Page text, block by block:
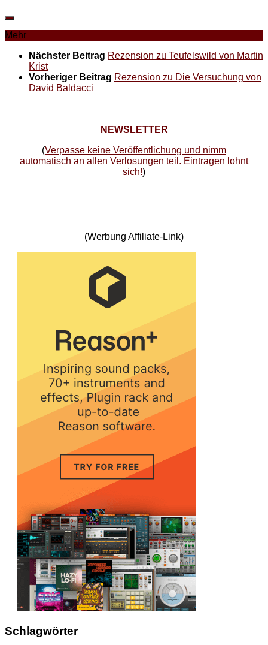
Mehr
Nächster Beitrag Rezension zu Teufelswild von Martin
Krist
Vorheriger Beitrag Rezension zu Die Versuchung von
David Baldacci
NEWSLETTER
(Verpasse keine Veröffentlichung und nimm
automatisch an allen Verlosungen teil. Eintragen lohnt
sich!)
(Werbung Affiliate-Link)
Schlagwörter